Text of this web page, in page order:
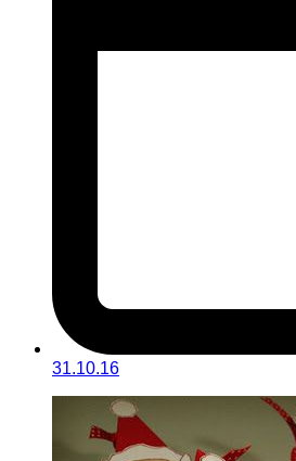
31.10.16